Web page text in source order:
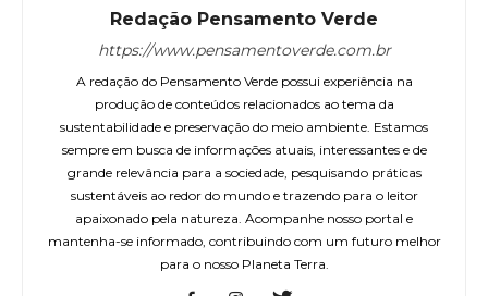
Redação Pensamento Verde
https://www.pensamentoverde.com.br
A redação do Pensamento Verde possui experiência na
produção de conteúdos relacionados ao tema da
sustentabilidade e preservação do meio ambiente. Estamos
sempre em busca de informações atuais, interessantes e de
grande relevância para a sociedade, pesquisando práticas
sustentáveis ao redor do mundo e trazendo para o leitor
apaixonado pela natureza. Acompanhe nosso portal e
mantenha-se informado, contribuindo com um futuro melhor
para o nosso Planeta Terra.